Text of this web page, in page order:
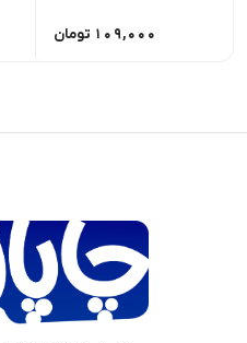
109,000 تومان